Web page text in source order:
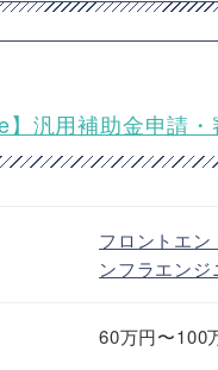
】汎用補助金申請
フロントエ
ンフラエンジ
60万円〜100